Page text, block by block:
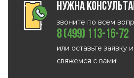
Нужна
звоните по всем
8 (499) 113-16-72
или оставьте заявку
свяжемся с вами!